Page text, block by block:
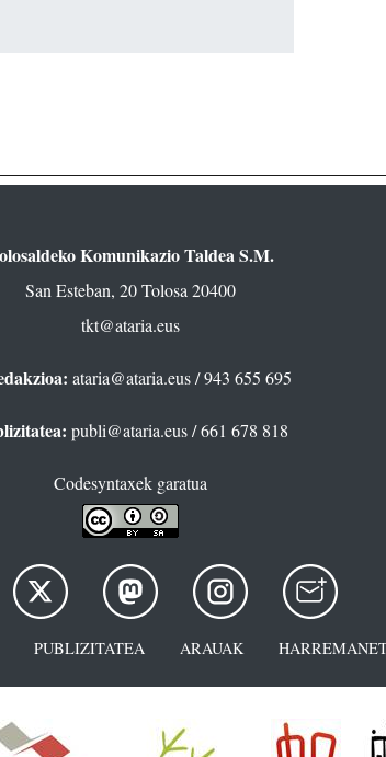
Komunikazio Taldea S.M.
San Esteban, 20 Tolosa 20400
tkt@ataria.eus
ataria@ataria.eus/ 943 655 695
publi@ataria.eus/ 661 678 818
Codesyntaxek garatua
PUBLIZITATEA ARAUAK